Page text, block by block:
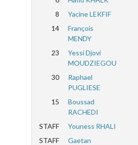
8
Yacine LEKFIF
14
François
MENDY
23
Yessi Djovi
MOUDZIEGOU
30
Raphael
PUGLIESE
15
Boussad
RACHEDI
STAFF
Youness RHALI
STAFF
Gaetan